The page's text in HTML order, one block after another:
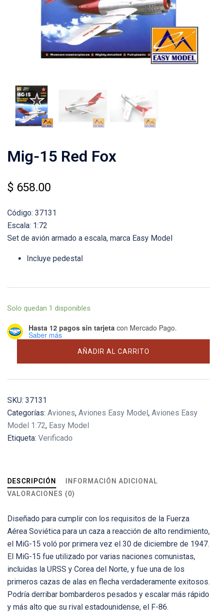
Mig-15 Red Fox
$ 658.00
Código: 37131
Escala: 1:72
Set de avión armado a escala, marca Easy Model
Incluye pedestal
Solo quedan 1 disponibles
Hasta 12 pagos sin tarjeta con Mercado Pago.
Saber más
Fox
cantidad
AÑADIR AL CARRITO
SKU: 37131
Categorías: Aviones, Aviones Easy Model, Aviones Easy
Model 1:72, Easy Model
Etiqueta: Verificado
DESCRIPCIÓN
INFORMACIÓN ADICIONAL
VALORACIONES (0)
Diseñado para cumplir con los requisitos de la Fuerza
Aérea Soviética para un caza a reacción de alto rendimiento,
el MiG-15 voló por primera vez el 30 de diciembre de 1947.
El MiG-15 fue utilizado por varias naciones comunistas,
incluidas la URSS y Corea del Norte, y fue una de los
primeros cazas de alas en flecha verdaderamente exitosos.
Podría derribar bombarderos pesados y escalar más rápido
y más alto que su rival estadounidense, el F-86.